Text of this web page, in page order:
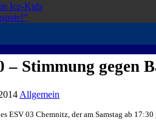
Ice-Kids
– Stimmung gegen
Allgemein
ESV 03 Chemnitz, der am Samstag ab